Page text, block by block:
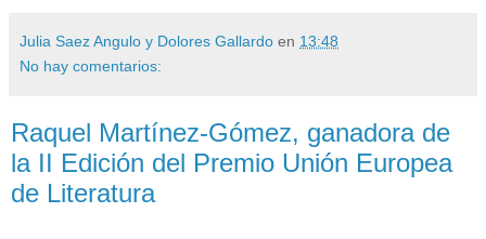
Julia Saez Angulo y Dolores Gallardo en 13:48
No hay comentarios:
Raquel Martínez-Gómez, ganadora de
la II Edición del Premio Unión Europea
de Literatura